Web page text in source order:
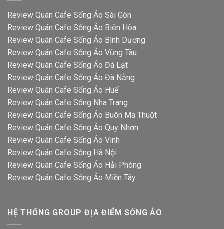
Review Quán Cafe Sống Ảo Sài Gòn
Review Quán Cafe Sống Ảo Biên Hòa
Review Quán Cafe Sống Ảo Bình Dương
Review Quán Cafe Sống Ảo Vũng Tàu
Review Quán Cafe Sống Ảo Đà Lạt
Review Quán Cafe Sống Ảo Đà Nẵng
Review Quán Cafe Sống Ảo Huế
Review Quán Cafe Sống Nha Trang
Review Quán Cafe Sống Ảo Buôn Ma Thuột
Review Quán Cafe Sống Ảo Quy Nhơn
Review Quán Cafe Sống Ảo Vinh
Review Quán Cafe Sống Hà Nội
Review Quán Cafe Sống Ảo Hải Phòng
Review Quán Cafe Sống Ảo Miền Tây
HỆ THỐNG GROUP ĐỊA ĐIỂM SỐNG ẢO